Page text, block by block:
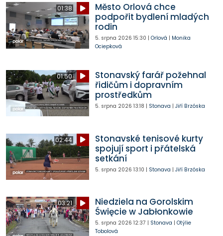
01:38
Město Orlová chce
podpořit bydlení mladých
rodin
5. srpna 2026 15:30 | Orlová | Monika
Ociepková
01:50
Stonavský farář požehnal
řidičům i dopravním
prostředkům
5. srpna 2026 13:18 | Stonava | Jiří Brzóska
02:44
Stonavské tenisové kurty
spojují sport i přátelská
setkání
5. srpna 2026 13:10 | Stonava | Jiří Brzóska
03:21
Niedziela na Gorolskim
Święcie w Jabłonkowie
5. srpna 2026 12:37 | Stonava | Otýlie
Tobolová